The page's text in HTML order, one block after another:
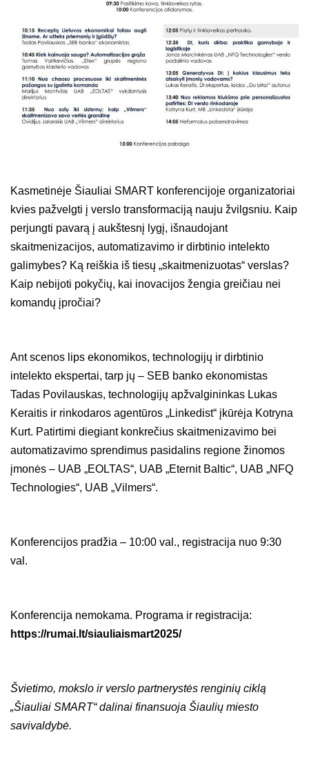
Kasmetinėje Šiauliai SMART konferencijoje organizatoriai
kvies pažvelgti į verslo transformaciją nauju žvilgsniu. Kaip
perjungti pavarą į aukštesnį lygį, išnaudojant
skaitmenizacijos, automatizavimo ir dirbtinio intelekto
galimybes? Ką reiškia iš tiesų „skaitmenizuotas“ verslas?
Kaip nebijoti pokyčių, kai inovacijos žengia greičiau nei
komandų įpročiai?
Ant scenos lips ekonomikos, technologijų ir dirbtinio
intelekto ekspertai, tarp jų – SEB banko ekonomistas
Tadas Povilauskas, technologijų apžvalgininkas Lukas
Keraitis ir rinkodaros agentūros „Linkedist“ įkūrėja Kotryna
Kurt. Patirtimi diegiant konkrečius skaitmenizavimo bei
automatizavimo sprendimus pasidalins regione žinomos
įmonės – UAB „EOLTAS“, UAB „Eternit Baltic“, UAB „NFQ
Technologies“, UAB „Vilmers“.
Konferencijos pradžia – 10:00 val., registracija nuo 9:30
val.
Konferencija nemokama. Programa ir registracija:
https://rumai.lt/siauliaismart2025/
Švietimo, mokslo ir verslo partnerystės renginių ciklą
„Šiauliai SMART“ dalinai finansuoja Šiaulių miesto
savivaldybė.